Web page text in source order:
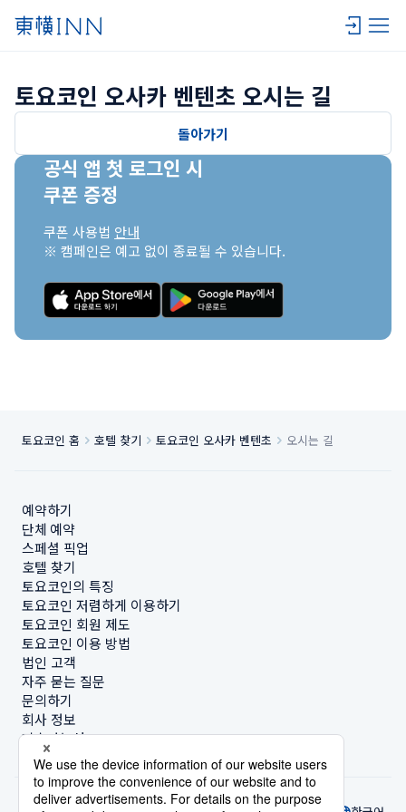
토요코인 오사카 벤텐초 오시는 길
돌아가기
공식 앱 첫 로그인 시
쿠폰 증정
쿠폰 사용법 안내
※ 캠페인은 예고 없이 종료될 수 있습니다.
토요코인 홈 호텔 찾기 토요코인 오사카 벤텐초 오시는 길
예약하기
단체 예약
스페셜 픽업
호텔 찾기
토요코인의 특징
토요코인 저렴하게 이용하기
토요코인 회원 제도
토요코인 이용 방법
법인 고객
자주 묻는 질문
문의하기
회사 정보
지속가능성